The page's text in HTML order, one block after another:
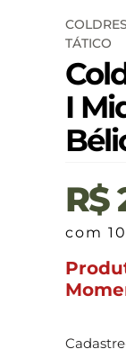
TÁTICO
I
R$
com